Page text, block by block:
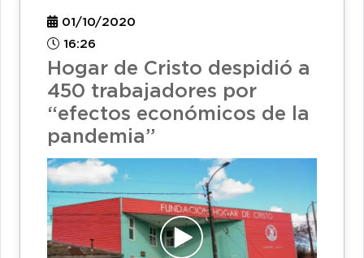
01/10/2020
16:26
Hogar de Cristo despidió a
450 trabajadores por
“efectos económicos de la
pandemia”